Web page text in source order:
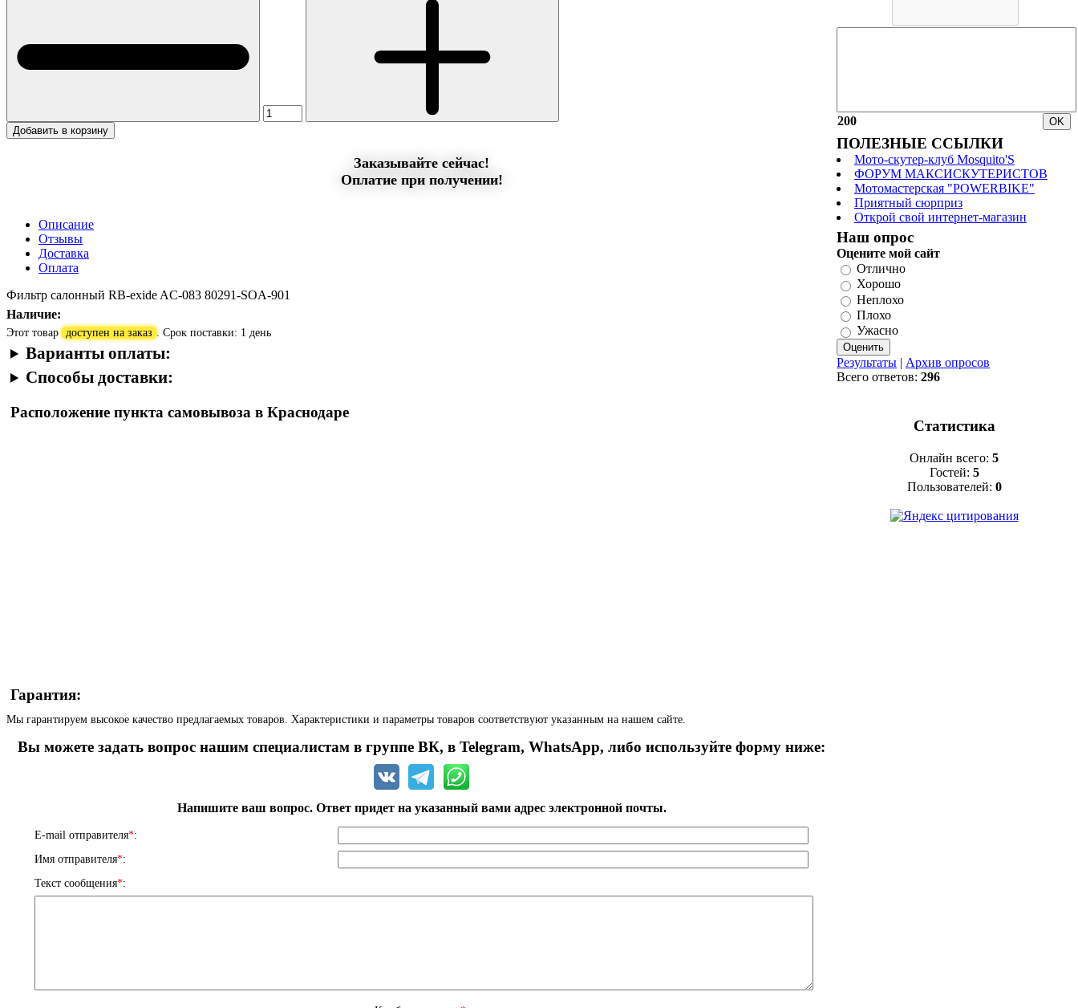
Добавить в корзину
Заказывайте сейчас!
Оплатие при получении!
Описание
Отзывы
Доставка
Оплата
Фильтр салонный RB-exide AC-083 80291-SOA-901
Наличие:
Этот товар доступен на заказ . Срок поставки: 1 день
Варианты оплаты:
Способы доставки:
Расположение пункта самовывоза в Краснодаре
Гарантия:
Мы гарантируем высокое качество предлагаемых товаров. Характеристики и параметры товаров соответствуют указанным на нашем сайте.
Вы можете задать вопрос нашим специалистам в группе ВК, в Telegram, WhatsApp, либо используйте форму ниже:
Напишите ваш вопрос. Ответ придет на указанный вами адрес электронной почты.
E-mail отправителя*:
Имя отправителя*:
Текст сообщения*:
200
ПОЛЕЗНЫЕ ССЫЛКИ
Мото-скутер-клуб Mosquito'S
ФОРУМ МАКСИСКУТЕРИСТОВ
Мотомастерская "POWERBIKE"
Приятный сюрприз
Открой свой интернет-магазин
Наш опрос
Оцените мой сайт
Отлично
Хорошо
Неплохо
Плохо
Ужасно
Результаты | Архив опросов
Всего ответов: 296
Статистика
Онлайн всего: 5
Гостей: 5
Пользователей: 0